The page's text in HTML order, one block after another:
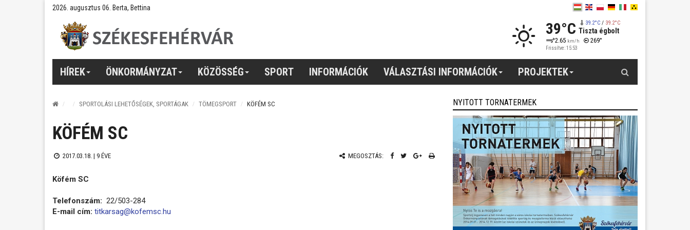
2026. augusztus 06. Berta, Bettina
39°C 39.2°C/ 39.2°C
Tiszta égbolt
2.65 km/h 269°
Frissítve: 15:53
HÍREK ÖNKORMÁNYZAT KÖZÖSSÉG SPORT INFORMÁCIÓK VÁLASZTÁSI INFORMÁCIÓK PROJEKTEK
SPORTOLÁSI LEHETŐSÉGEK, SPORTÁGAK TÖMEGSPORT KÖFÉM SC
KÖFÉM SC
2017.03.18. | 9 ÉVE MEGOSZTÁS:
Köfém SC
Telefonszám: 22/503-284
E-mail cím: titkarsag@kofemsc.hu
NYITOTT TORNATERMEK